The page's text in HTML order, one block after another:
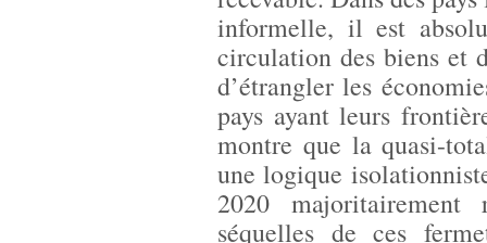
informelle, il est
circulation des biens et
d’étrangler les
pays ayant leurs
montre que la quasi-
une logique
2020
séquelles de ces